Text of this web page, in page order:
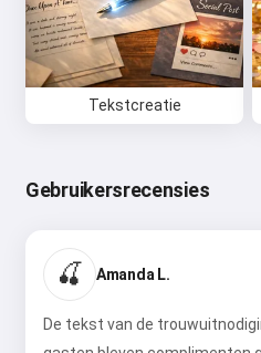
Tekstcreatie
Gebruikersrecensies
🍒 Amanda L.
De tekst van de